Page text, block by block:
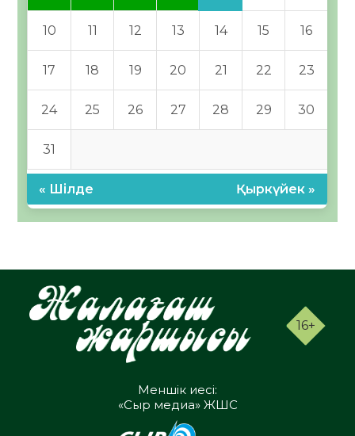
10 11 12 13 14 15 16
17 18 19 20 21 22 23
24 25 26 27 28 29 30
31
« Шілде Қыркүйек »
16+
Меншік иесі:
«Сыр медиа» ЖШС